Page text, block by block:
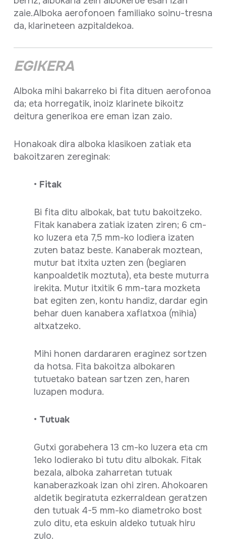
zaie.Alboka aerofonoen familiako soinu-tresna
da, klarineteen azpitaldekoa.
EGIKERA
Alboka mihi bakarreko bi fita dituen aerofonoa
da; eta horregatik, inoiz klarinete bikoitz
deitura generikoa ere eman izan zaio.
Honakoak dira alboka klasikoen zatiak eta
bakoitzaren zereginak:
• Fitak
Bi fita ditu albokak, bat tutu bakoitzeko.
Fitak kanabera zatiak izaten ziren; 6 cm-
ko luzera eta 7,5 mm-ko lodiera izaten
zuten bataz beste. Kanaberak moztean,
mutur bat itxita uzten zen (begiaren
kanpoaldetik moztuta), eta beste muturra
irekita. Mutur itxitik 6 mm-tara mozketa
bat egiten zen, kontu handiz, dardar egin
behar duen kanabera xaflatxoa (mihia)
altxatzeko.
Mihi honen dardararen eraginez sortzen
da hotsa. Fita bakoitza albokaren
tutuetako batean sartzen zen, haren
luzapen modura.
• Tutuak
Gutxi gorabehera 13 cm-ko luzera eta cm
1eko lodierako bi tutu ditu albokak. Fitak
bezala, alboka zaharretan tutuak
kanaberazkoak izan ohi ziren. Ahokoaren
aldetik begiratuta ezkerraldean geratzen
den tutuak 4-5 mm-ko diametroko bost
zulo ditu, eta eskuin aldeko tutuak hiru
zulo.